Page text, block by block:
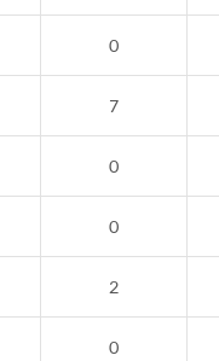
0
7
0
0
2
0